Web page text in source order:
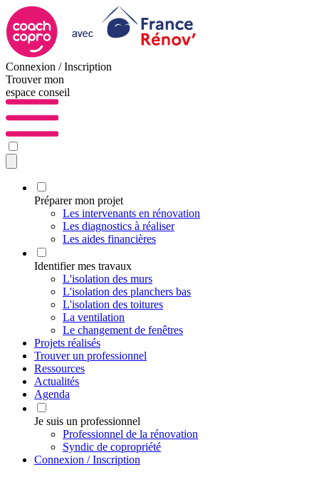
Connexion / Inscription
Trouver mon
espace conseil
Préparer mon projet
Les intervenants en rénovation
Les diagnostics à réaliser
Les aides financières
Identifier mes travaux
L'isolation des murs
L'isolation des planchers bas
L'isolation des toitures
La ventilation
Le changement de fenêtres
Projets réalisés
Trouver un professionnel
Ressources
Actualités
Agenda
Je suis un professionnel
Professionnel de la rénovation
Syndic de copropriété
Connexion / Inscription